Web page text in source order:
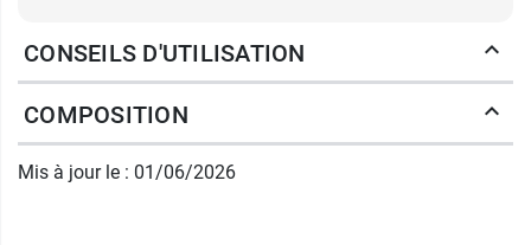
Poids net :27 g.
Découvrez tous les
CONSEILS D'UTILISATION
COMPOSITION
Mis à jour le : 01/06/2026